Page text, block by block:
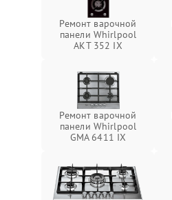
Ремонт варочной
панели Whirlpool
AKT 352 IX
Ремонт варочной
панели Whirlpool
GMA 6411 IX